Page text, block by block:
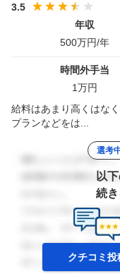
3.5
年収
500万円/年
時間外手当
1万円
給料はあまり高くはな
プランなどをは...
選考
以
続
クチコミ投